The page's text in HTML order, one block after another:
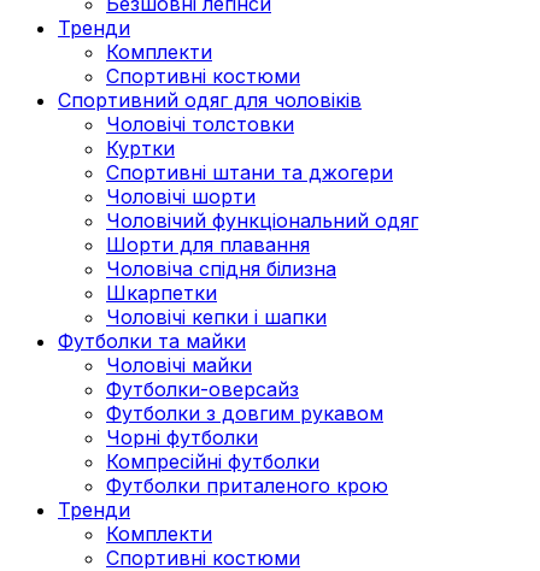
Тренди
Комплекти
Спортивні костюми
Спортивний одяг для чоловіків
Чоловічі толстовки
Куртки
Спортивні штани та джогери
Чоловічі шорти
Чоловічий функціональний одяг
Шорти для плавання
Чоловіча спідня білизна
Шкарпетки
Чоловічі кепки і шапки
Футболки та майки
Чоловічі майки
Футболки-оверсайз
Футболки з довгим рукавом
Чорні футболки
Компресійні футболки
Футболки приталеного крою
Тренди
Комплекти
Спортивні костюми